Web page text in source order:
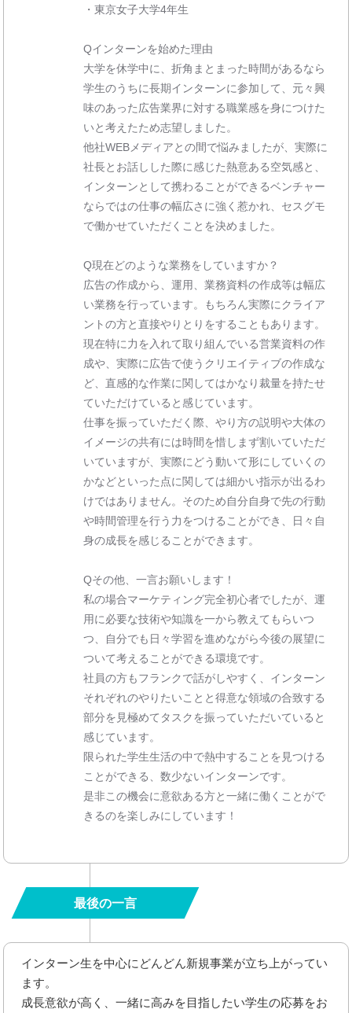
・東京女子大学4年生
Qインターンを始めた理由
大学を休学中に、折角まとまった時間があるなら
学生のうちに長期インターンに参加して、元々興
味のあった広告業界に対する職業感を身につけた
いと考えたため志望しました。
他社WEBメディアとの間で悩みましたが、実際に
社長とお話しした際に感じた熱意ある空気感と、
インターンとして携わることができるベンチャー
ならではの仕事の幅広さに強く惹かれ、セスグモ
で働かせていただくことを決めました。
Q現在どのような業務をしていますか？
広告の作成から、運用、業務資料の作成等は幅広
い業務を行っています。もちろん実際にクライア
ントの方と直接やりとりをすることもあります。
現在特に力を入れて取り組んでいる営業資料の作
成や、実際に広告で使うクリエイティブの作成な
ど、直感的な作業に関してはかなり裁量を持たせ
ていただけていると感じています。
仕事を振っていただく際、やり方の説明や大体の
イメージの共有には時間を惜しまず割いていただ
いていますが、実際にどう動いて形にしていくの
かなどといった点に関しては細かい指示が出るわ
けではありません。そのため自分自身で先の行動
や時間管理を行う力をつけることができ、日々自
身の成長を感じることができます。
Qその他、一言お願いします！
私の場合マーケティング完全初心者でしたが、運
用に必要な技術や知識を一から教えてもらいつ
つ、自分でも日々学習を進めながら今後の展望に
ついて考えることができる環境です。
社員の方もフランクで話がしやすく、インターン
それぞれのやりたいことと得意な領域の合致する
部分を見極めてタスクを振っていただいていると
感じています。
限られた学生生活の中で熱中することを見つける
ことができる、数少ないインターンです。
是非この機会に意欲ある方と一緒に働くことがで
きるのを楽しみにしています！
最後の一言
インターン生を中心にどんどん新規事業が立ち上がってい
ます。
成長意欲が高く、一緒に高みを目指したい学生の応募をお